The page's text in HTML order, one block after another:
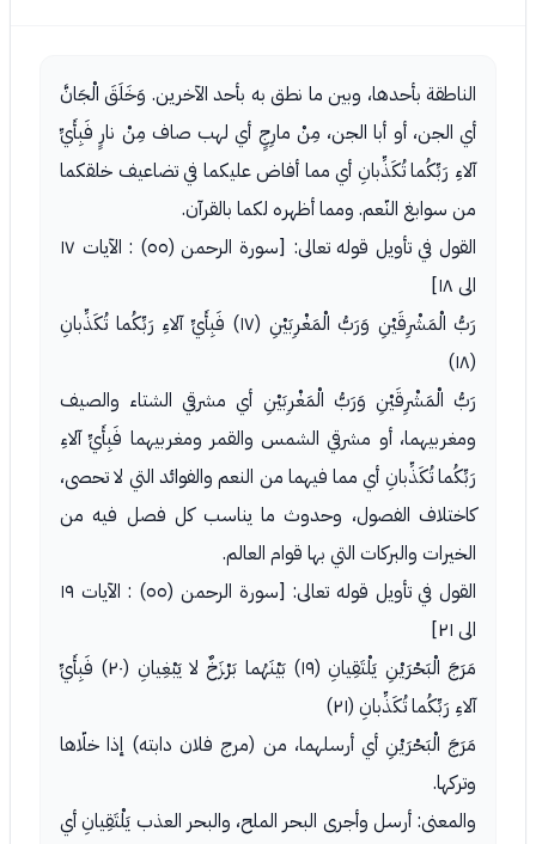
الناطقة بأحدها، وبين ما نطق به بأحد الآخرين. وَخَلَقَ الْجَانَّ
أي الجن، أو أبا الجن، مِنْ مارِجٍ أي لهب صاف مِنْ نارٍ فَبِأَيِّ
آلاءِ رَبِّكُما تُكَذِّبانِ أي مما أفاض عليكما في تضاعيف خلقكما
من سوابغ النّعم. ومما أظهره لكما بالقرآن.
القول في تأويل قوله تعالى: [سورة الرحمن (٥٥) : الآيات ١٧
الى ١٨]
رَبُّ الْمَشْرِقَيْنِ وَرَبُّ الْمَغْرِبَيْنِ (١٧) فَبِأَيِّ آلاءِ رَبِّكُما تُكَذِّبانِ
(١٨)
رَبُّ الْمَشْرِقَيْنِ وَرَبُّ الْمَغْرِبَيْنِ أي مشرقي الشتاء والصيف
ومغربيهما، أو مشرقي الشمس والقمر ومغربيهما فَبِأَيِّ آلاءِ
رَبِّكُما تُكَذِّبانِ أي مما فيهما من النعم والفوائد التي لا تحصى،
كاختلاف الفصول، وحدوث ما يناسب كل فصل فيه من
الخيرات والبركات التي بها قوام العالم.
القول في تأويل قوله تعالى: [سورة الرحمن (٥٥) : الآيات ١٩
الى ٢١]
مَرَجَ الْبَحْرَيْنِ يَلْتَقِيانِ (١٩) بَيْنَهُما بَرْزَخٌ لا يَبْغِيانِ (٢٠) فَبِأَيِّ
آلاءِ رَبِّكُما تُكَذِّبانِ (٢١)
مَرَجَ الْبَحْرَيْنِ أي أرسلهما، من (مرج فلان دابته) إذا خلّاها
وتركها.
والمعنى: أرسل وأجرى البحر الملح، والبحر العذب يَلْتَقِيانِ أي